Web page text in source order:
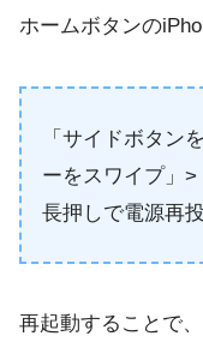
ホームボタンの
「サイドボタン
ーをスワイプ」
長押しで電源再投
再起動することで